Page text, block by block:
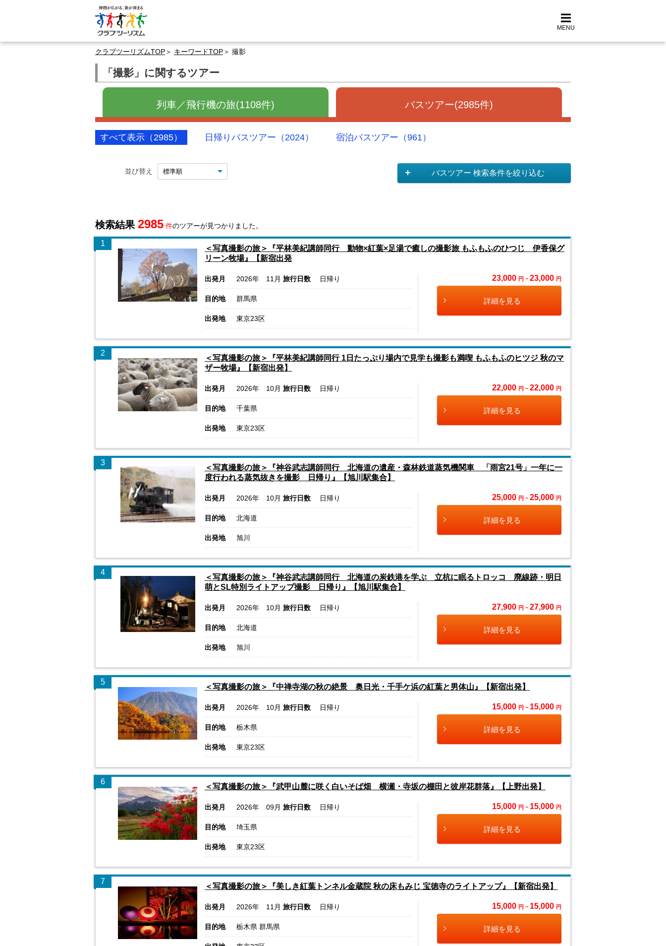
MENU
クラブツーリズムTOP キーワードTOP 撮影
「撮影」に関するツアー
列車／飛行機の旅(1108件) バスツアー(2985件)
すべて表示（2985） 日帰りバスツアー（2024） 宿泊バスツアー（961）
並び替え バスツアー 検索条件を絞り込む
検索結果 2985 件のツアーが見つかりました。
1
＜写真撮影の旅＞『平林美紀講師同行 動物×紅葉×足湯で癒しの撮影旅 もふもふのひつじ 伊香保グ
リーン牧場』【新宿出発
出発月 2026年 11月 旅行日数 日帰り
目的地 群馬県
出発地 東京23区
23,000 円 ~ 23,000 円
詳細を見る
2
＜写真撮影の旅＞『平林美紀講師同行 1日たっぷり場内で見学も撮影も満喫 もふもふのヒツジ 秋のマ
ザー牧場』【新宿出発】
出発月 2026年 10月 旅行日数 日帰り
目的地 千葉県
出発地 東京23区
22,000 円 ~ 22,000 円
詳細を見る
3
＜写真撮影の旅＞『神谷武志講師同行 北海道の遺産・森林鉄道蒸気機関車 「雨宮21号」一年に一
度行われる蒸気抜きを撮影 日帰り』【旭川駅集合】
出発月 2026年 10月 旅行日数 日帰り
目的地 北海道
出発地 旭川
25,000 円 ~ 25,000 円
詳細を見る
4
＜写真撮影の旅＞『神谷武志講師同行 北海道の炭鉄港を学ぶ 立杭に眠るトロッコ 廃線跡・明日
萌とSL特別ライトアップ撮影 日帰り』【旭川駅集合】
出発月 2026年 10月 旅行日数 日帰り
目的地 北海道
出発地 旭川
27,900 円 ~ 27,900 円
詳細を見る
5
＜写真撮影の旅＞『中禅寺湖の秋の絶景 奥日光・千手ケ浜の紅葉と男体山』【新宿出発】
出発月 2026年 10月 旅行日数 日帰り
目的地 栃木県
出発地 東京23区
15,000 円 ~ 15,000 円
詳細を見る
6
＜写真撮影の旅＞『武甲山麓に咲く白いそば畑 横瀬・寺坂の棚田と彼岸花群落』【上野出発】
出発月 2026年 09月 旅行日数 日帰り
目的地 埼玉県
出発地 東京23区
15,000 円 ~ 15,000 円
詳細を見る
7
＜写真撮影の旅＞『美しき紅葉トンネル金蔵院 秋の床もみじ 宝徳寺のライトアップ』【新宿出発】
出発月 2026年 11月 旅行日数 日帰り
目的地 栃木県 群馬県
15,000 円 ~ 15,000 円
詳細を見る